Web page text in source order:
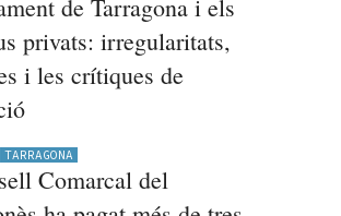
de Tarragona i els
privats: irregularitats,
i les crítiques de
TARRAGONA
Comarcal del